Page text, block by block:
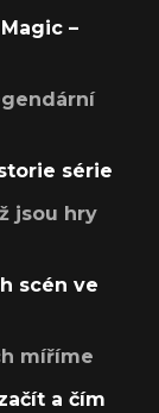
–
série
jsou hry
scén ve
míříme
a čím